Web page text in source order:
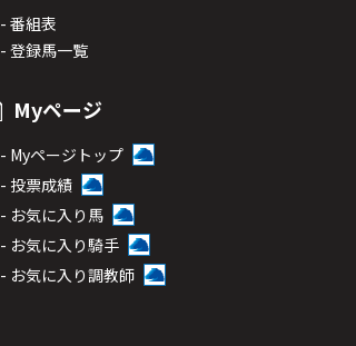
- 番組表
- 登録馬一覧
Myページ
- Myページトップ
- 投票成績
- お気に入り馬
- お気に入り騎手
- お気に入り調教師